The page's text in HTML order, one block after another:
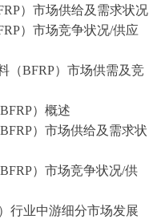
）市场供给及需求状况
）市场竞争状况/供应
（BFRP）市场供需及竞
）概述
）市场供给及需求状
）市场竞争状况/供
行业中游细分市场发展